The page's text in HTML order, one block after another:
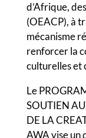
d’Afrique,
(OEACP), à
mécanisme
renforcer la
culturelles et
Le
SOUTIEN
DE LA
AWA vise un